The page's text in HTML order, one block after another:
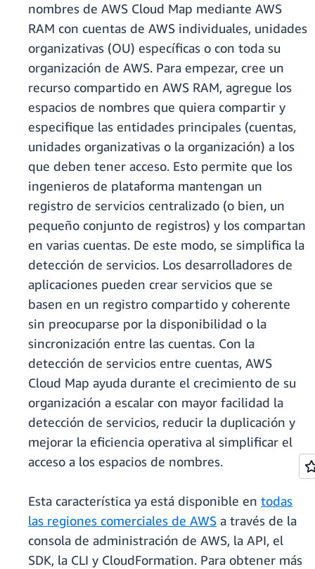
nombres de AWS Cloud Map mediante AWS
RAM con cuentas de AWS individuales, unidades
organizativas (OU) específicas o con toda su
organización de AWS. Para empezar, cree un
recurso compartido en AWS RAM, agregue los
espacios de nombres que quiera compartir y
especifique las entidades principales (cuentas,
unidades organizativas o la organización) a los
que deben tener acceso. Esto permite que los
ingenieros de plataforma mantengan un
registro de servicios centralizado (o bien, un
pequeño conjunto de registros) y los compartan
en varias cuentas. De este modo, se simplifica la
detección de servicios. Los desarrolladores de
aplicaciones pueden crear servicios que se
basen en un registro compartido y coherente
sin preocuparse por la disponibilidad o la
sincronización entre las cuentas. Con la
detección de servicios entre cuentas, AWS
Cloud Map ayuda durante el crecimiento de su
organización a escalar con mayor facilidad la
detección de servicios, reducir la duplicación y
mejorar la eficiencia operativa al simplificar el
acceso a los espacios de nombres.
Esta característica ya está disponible en todas
las regiones comerciales de AWS a través de la
consola de administración de AWS, la API, el
SDK, la CLI y CloudFormation. Para obtener más